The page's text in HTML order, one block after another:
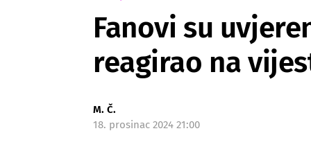
Fanovi su
reagirao na
M. Č.
18. prosinac 2024 21:00